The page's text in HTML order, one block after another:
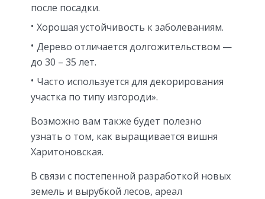
после посадки.
Хорошая устойчивость к заболеваниям.
Дерево отличается долгожительством —
до 30 – 35 лет.
Часто используется для декорирования
участка по типу изгороди».
Возможно вам также будет полезно
узнать о том, как выращивается вишня
Харитоновская.
В связи с постепенной разработкой новых
земель и вырубкой лесов, ареал